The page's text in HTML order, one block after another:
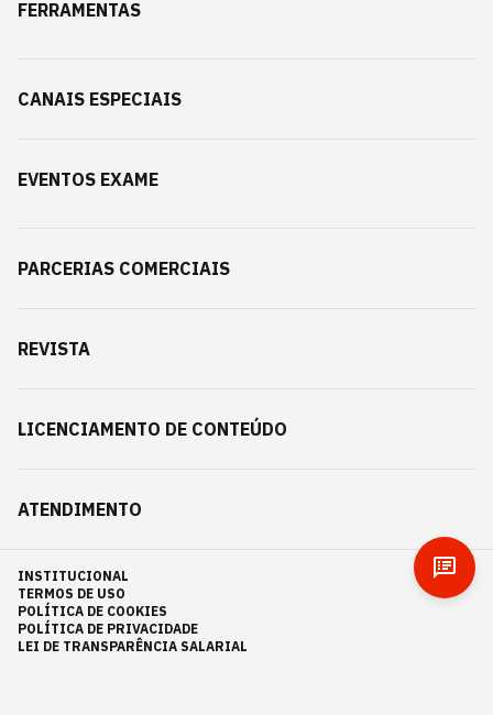
FERRAMENTAS
CANAIS ESPECIAIS
EVENTOS EXAME
PARCERIAS COMERCIAIS
REVISTA
LICENCIAMENTO DE CONTEÚDO
ATENDIMENTO
INSTITUCIONAL
TERMOS DE USO
POLÍTICA DE COOKIES
POLÍTICA DE PRIVACIDADE
LEI DE TRANSPARÊNCIA SALARIAL